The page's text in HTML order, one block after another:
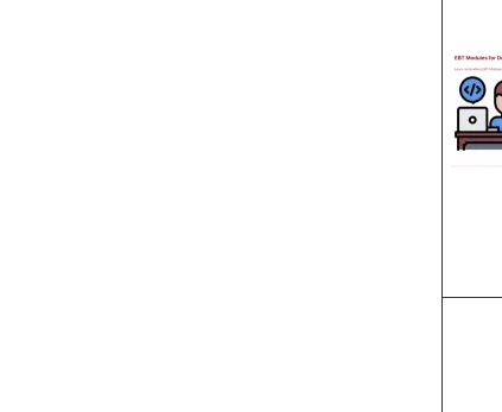
Image